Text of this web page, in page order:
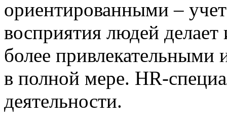
ориентированными –
восприятия людей
более
в полной мере. HR-
деятельности.